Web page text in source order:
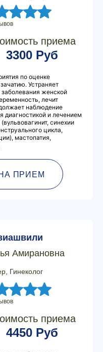
приема
3300 Руб
по оценке
Устраняет
женской
лечит
наблюдение
и лечением
синехии
цикла,
мастопатия,
ПРИЕМ
Амирановна
Гинеколог
приема
4450 Руб